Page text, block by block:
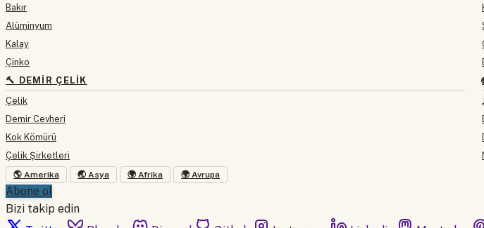
Bakır
Alüminyum
Kalay
Çinko
🔨 DEMIR ÇELIK
Çelik
Demir Cevheri
Kok Kömürü
Çelik Şirketleri
🌎 Amerika 🌏 Asya 🌍 Afrika 🌍 Avrupa
Abone ol
Bizi takip edin